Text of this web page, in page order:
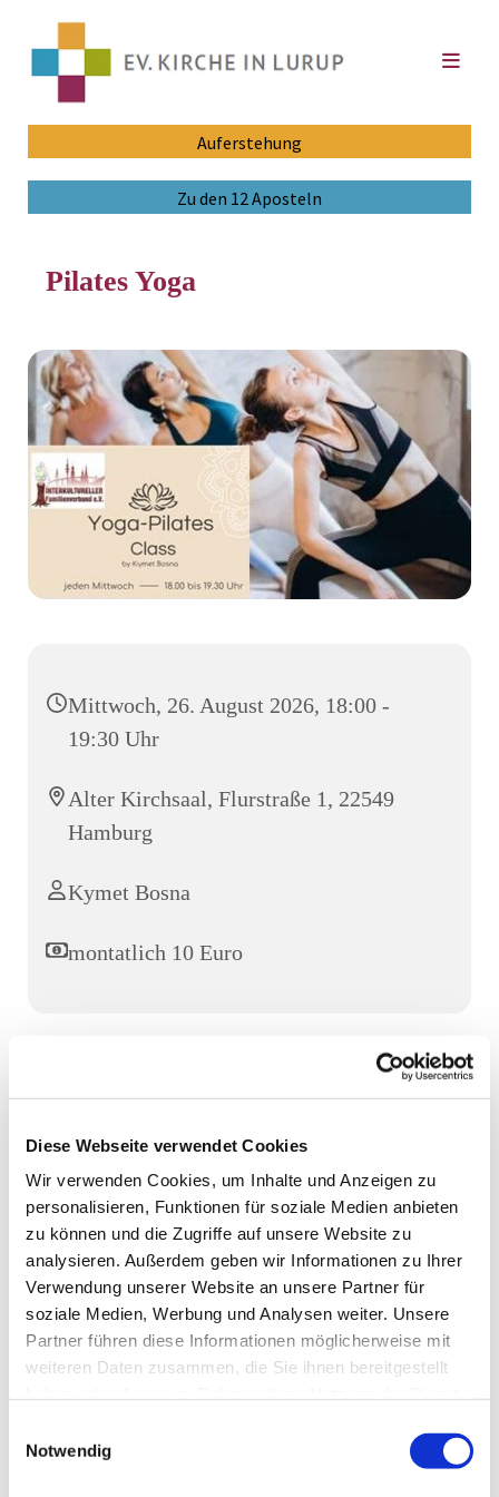
Diese Webseite verwendet Cookies
Wir verwenden Cookies, um Inhalte und Anzeigen zu
personalisieren, Funktionen für soziale Medien anbieten
zu können und die Zugriffe auf unsere Website zu
analysieren. Außerdem geben wir Informationen zu Ihrer
Verwendung unserer Website an unsere Partner für
soziale Medien, Werbung und Analysen weiter. Unsere
Partner führen diese Informationen möglicherweise mit
weiteren Daten zusammen, die Sie ihnen bereitgestellt
Notwendig
Auferstehung
Zu den 12 Aposteln
Pilates Yoga
Mittwoch, 26. August 2026, 18:00 -
19:30 Uhr
Alter Kirchsaal, Flurstraße 1, 22549
Hamburg
Kymet Bosna
montatlich 10 Euro
Bosna, Tel. 01520 2528401.
Das Angebot findet wöchentlich immer mittwochs von
18:00-19:30 Uhr.
Die monatliche Teilnahmegebühr beträgt 10 Euro.
Veranstalter des Angebots ist der Interkulturelle
Familienverbund.